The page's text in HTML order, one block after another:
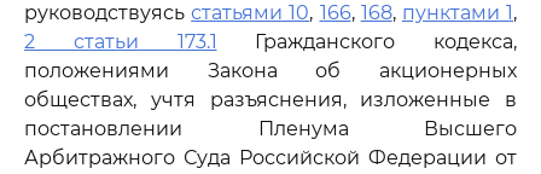
руководствуясьстатьями 10, 166, 168, пунктами 1,
2 статьи 173.1 Гражданского кодекса,
положениями Закона об акционерных
обществах, учтя разъяснения, изложенные в
постановлении Пленума Высшего
Арбитражного Суда Российской Федерации от